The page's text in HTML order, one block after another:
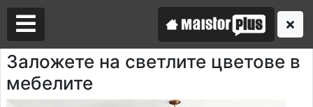
Заложете на светлите цветове в
мебелите
Аз съм майстор